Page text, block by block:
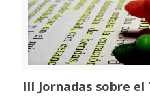
III Jornadas sobre el